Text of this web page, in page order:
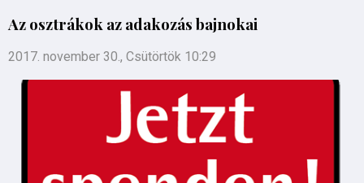
Az osztrákok az adakozás bajnokai
2017. november 30., Csütörtök 10:29